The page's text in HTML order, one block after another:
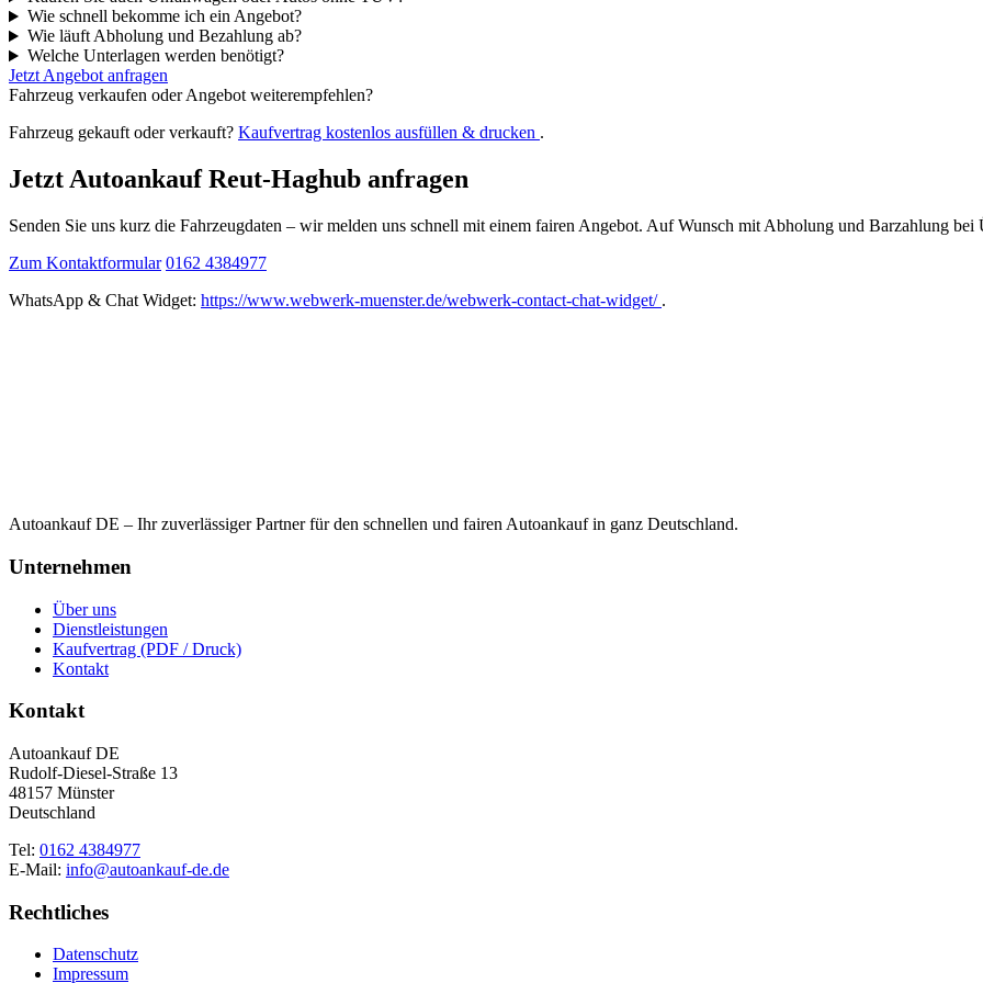
Wie schnell bekomme ich ein Angebot?
Wie läuft Abholung und Bezahlung ab?
Welche Unterlagen werden benötigt?
Jetzt Angebot anfragen
Fahrzeug verkaufen oder Angebot weiterempfehlen?
Fahrzeug gekauft oder verkauft? Kaufvertrag kostenlos ausfüllen & drucken .
Jetzt Autoankauf Reut-Haghub anfragen
Senden Sie uns kurz die Fahrzeugdaten – wir melden uns schnell mit einem fairen Angebot. Auf Wunsch mit Abholung und Barzahlung bei
Zum Kontaktformular 0162 4384977
WhatsApp & Chat Widget: https://www.webwerk-muenster.de/webwerk-contact-chat-widget/ .
Autoankauf DE – Ihr zuverlässiger Partner für den schnellen und fairen Autoankauf in ganz Deutschland.
Unternehmen
Über uns
Dienstleistungen
Kaufvertrag (PDF / Druck)
Kontakt
Kontakt
Autoankauf DE
Rudolf-Diesel-Straße 13
48157 Münster
Deutschland
Tel: 0162 4384977
E-Mail: info@autoankauf-de.de
Rechtliches
Datenschutz
Impressum